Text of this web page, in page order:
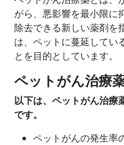
がら、悪影響を最小限に
除去できる新しい薬剤を
は、ペットに蔓延してい
とを目的としています。
ペットがん治療
以下は、ペットがん治療
です。
ペットがんの発生率